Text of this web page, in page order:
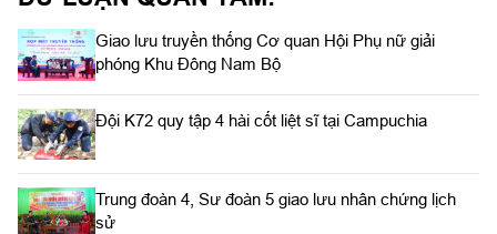
Giao lưu truyền thống Cơ quan Hội Phụ nữ giải
phóng Khu Đông Nam Bộ
Đội K72 quy tập 4 hài cốt liệt sĩ tại Campuchia
Trung đoàn 4, Sư đoàn 5 giao lưu nhân chứng lịch
sử